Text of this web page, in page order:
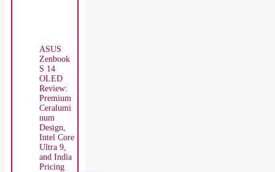
ASUS
Zenbook
S 14
OLED
Review:
Premium
Ceralumi
num
Design,
Intel Core
Ultra 9,
and India
Pricing